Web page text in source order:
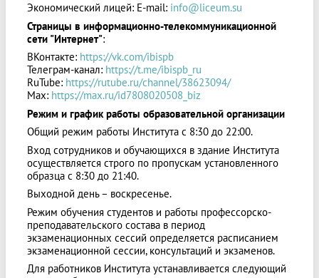
Экономический лицей: E-mail: info@liceum.su
Страницы в информационно-телекоммуникационной
сети "Интернет":
ВКонтакте: https://vk.com/ibispb
Телеграм-канал: https://t.me/ibispb_ru
RuTube: https://rutube.ru/channel/38623094/
Max: https://max.ru/id7808020508_biz
Режим и график работы образовательной организации
Общий режим работы Института с 8:30 до 22:00.
Вход сотрудников и обучающихся в здание Института
осуществляется строго по пропускам установленного
образца с 8:30 до 21:40.
Выходной день – воскресенье.
Режим обучения студентов и работы профессорско-
преподавательского состава в период
экзаменационных сессий определяется расписанием
экзаменационной сессии, консультаций и экзаменов.
Для работников Института устанавливается следующий